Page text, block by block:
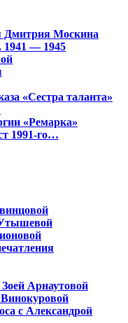
Дмитрия Москина
1941 — 1945
«Сестра таланта»
«Ремарка»
1991-го…
Арнаутовой
с Александрой